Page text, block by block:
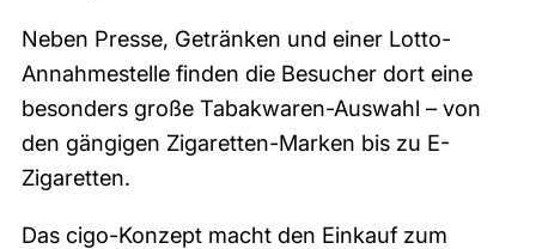
Neben Presse, Getränken und einer Lotto-
Annahmestelle finden die Besucher dort eine
besonders große Tabakwaren-Auswahl – von
den gängigen Zigaretten-Marken bis zu E-
Zigaretten.
Das cigo-Konzept macht den Einkauf zum